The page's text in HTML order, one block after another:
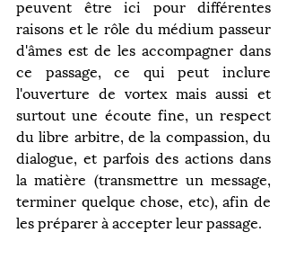
peuvent être ici pour différentes
raisons et le rôle du médium passeur
d'âmes est de les accompagner dans
ce passage, ce qui peut inclure
l'ouverture de vortex mais aussi et
surtout une écoute fine, un respect
du libre arbitre, de la compassion, du
dialogue, et parfois des actions dans
la matière (transmettre un message,
terminer quelque chose, etc), afin de
les préparer à accepter leur passage.